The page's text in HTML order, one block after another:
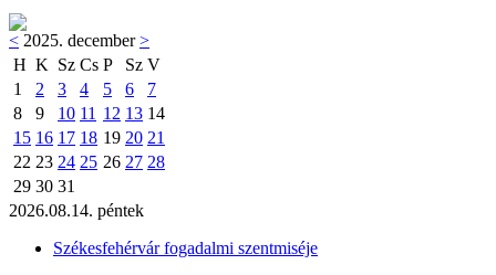
< 2025. december>
H K Sz Cs P Sz V
1
2 3 4 5 6
7
8
9 10 11 12 13 14
15 16 17 18 19 20 21
22 23 24 25 26 27 28
29 30 31
2026.08.14. péntek
Székesfehérvár fogadalmi szentmiséje